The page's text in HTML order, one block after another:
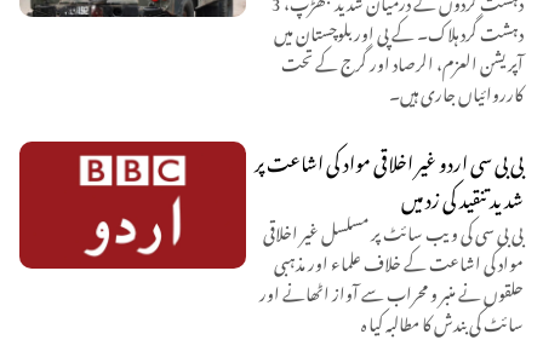
دہشت گرد ہلاک۔ کے پی اور بلوچستان میں
آپریشن العزم، الرصاد اور گرج کے تحت
کارروائیاں جاری ہیں۔
بی بی سی اردو غیر اخلاقی مواد کی اشاعت پر
شدید تنقید کی زد میں
بی بی سی کی ویب سائٹ پر مسلسل غیر اخلاقی
مواد کی اشاعت کے خلاف علماء اور مذہبی
حلقوں نے منبر و محراب سے آواز اٹھانے اور
سائٹ کی بندش کا مطالبہ کیا ہ